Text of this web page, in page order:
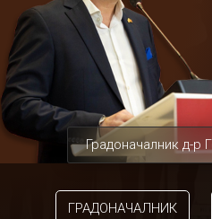
Градоначалник д-р
ГРАДОНАЧАЛНИК